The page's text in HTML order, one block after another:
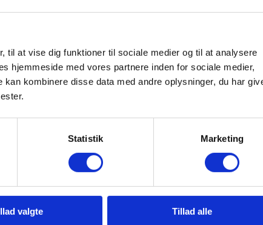
til at vise dig funktioner til sociale medier og til at analysere
hjemmeside med vores partnere inden for sociale medier,
kombinere disse data med andre oplysninger, du har
Statistik Marketing
valgte Tillad alle